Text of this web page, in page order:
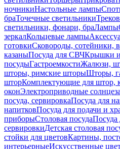
ночникиНастольные лампы
браТочечные светильники
светильники, фонари, браЛампы
зеркалКольцевые лампы
готовкиСковороды, сотейники,
казаныПосуда для СВЧКрышки и
посудыГастроемкостиЖалюзи,
шторы, римские шторыШторы,
шторКомплектующие для штор,
оконЭлектроприводные
посуда, сервировкаПосуда для
напитковПосуда для подачи и
приборыСтоловая посудаПосуда
сервировкиДетская столовая
стойки для цветовКартины,
интерьерныеИскусственные